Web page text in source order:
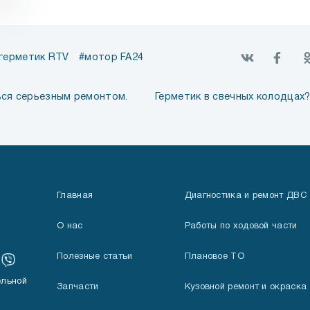
RTV мотор FA24
серьезным ремонтом. Герметик в свечных колодцах?
Главная
О нас
Полезные статьи
Запчасти
Диагностика и ремонт ДВС
Работы по ходовой части
Плановое ТО
Кузовной ремонт и окраска